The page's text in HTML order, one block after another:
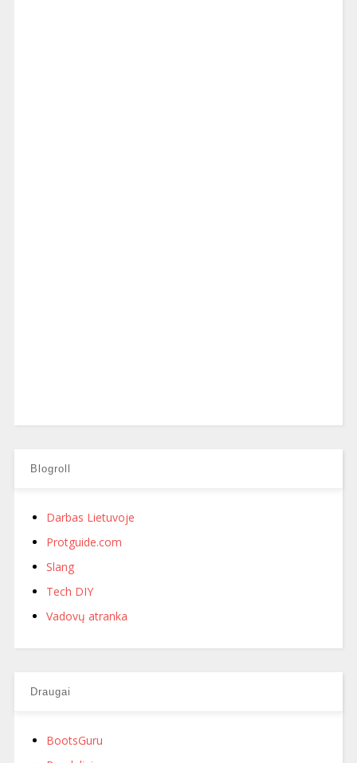
Blogroll
Darbas Lietuvoje
Protguide.com
Slang
Tech DIY
Vadovų atranka
Draugai
BootsGuru